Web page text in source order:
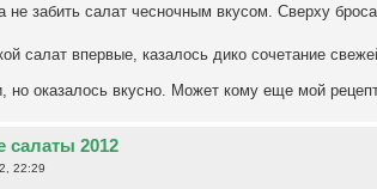
не забить салат чесночным вкусом. Сверху
салат впервые, казалось дико сочетание
но оказалось вкусно. Может кому еще мой
салаты 2012
22:29